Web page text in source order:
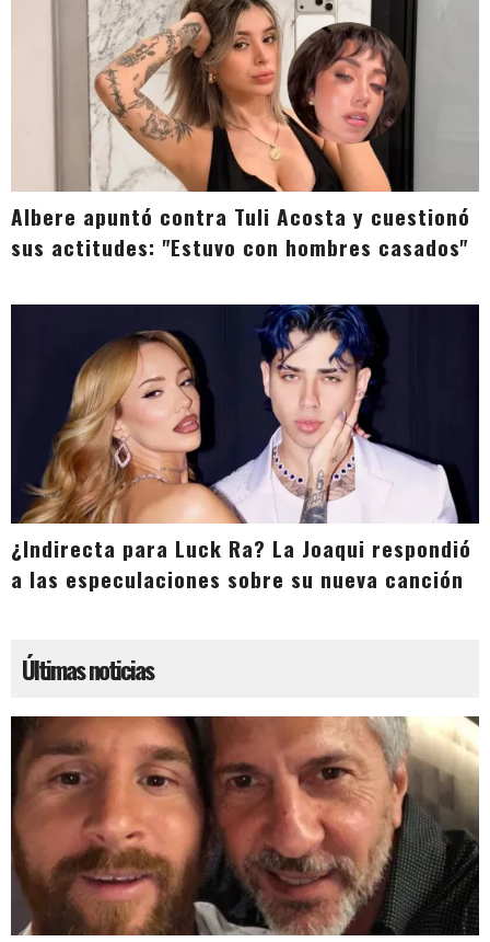
Albere apuntó contra Tuli Acosta y cuestionó
sus actitudes: "Estuvo con hombres casados"
¿Indirecta para Luck Ra? La Joaqui respondió
a las especulaciones sobre su nueva canción
Últimas noticias